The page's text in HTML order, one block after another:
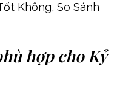
Không, So Sánh
hợp cho Kỷ